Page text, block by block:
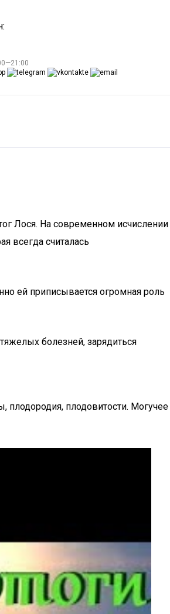
Лося. На современном исчислении
всегда считалась
ей приписывается огромная роль
болезней, зарядиться
плодородия, плодовитости. Могучее